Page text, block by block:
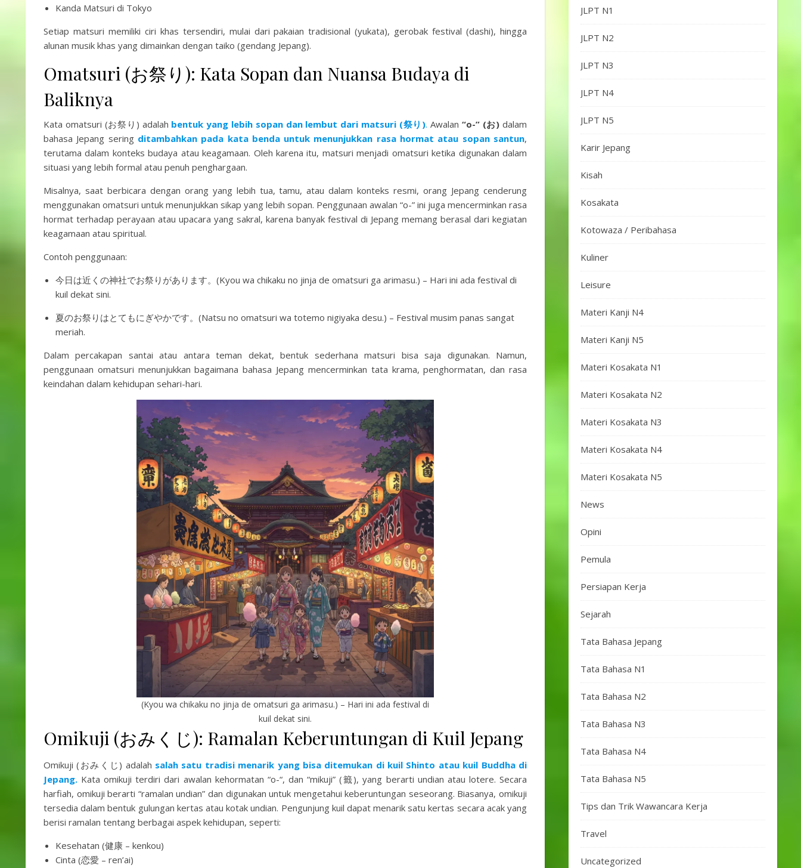
Kanda Matsuri di Tokyo
Setiap matsuri memiliki ciri khas tersendiri, mulai dari pakaian tradisional (yukata), gerobak festival (dashi), hingga
alunan musik khas yang dimainkan dengan taiko (gendang Jepang).
Omatsuri (お祭り): Kata Sopan dan Nuansa Budaya di
Baliknya
Kata omatsuri (お祭り) adalah bentuk yang lebih sopan dan lembut dari matsuri (祭り). Awalan “o-” (お)dalam
bahasa Jepang sering ditambahkan pada kata benda untuk menunjukkan rasa hormat atau sopan santun,
terutama dalam konteks budaya atau keagamaan. Oleh karena itu, matsuri menjadi omatsuri ketika digunakan dalam
situasi yang lebih formal atau penuh penghargaan.
Misalnya, saat berbicara dengan orang yang lebih tua, tamu, atau dalam konteks resmi, orang Jepang cenderung
menggunakan omatsuri untuk menunjukkan sikap yang lebih sopan. Penggunaan awalan “o-” ini juga mencerminkan rasa
hormat terhadap perayaan atau upacara yang sakral, karena banyak festival di Jepang memang berasal dari kegiatan
keagamaan atau spiritual.
Contoh penggunaan:
今日は近くの神社でお祭りがあります。(Kyou wa chikaku no jinja de omatsuri ga arimasu.) – Hari ini ada festival di
kuil dekat sini.
夏のお祭りはとてもにぎやかです。(Natsu no omatsuri wa totemo nigiyaka desu.) – Festival musim panas sangat
meriah.
Dalam percakapan santai atau antara teman dekat, bentuk sederhana matsuri bisa saja digunakan. Namun,
penggunaan omatsuri menunjukkan bagaimana bahasa Jepang mencerminkan tata krama, penghormatan, dan rasa
keindahan dalam kehidupan sehari-hari.
(Kyou wa chikaku no jinja de omatsuri ga arimasu.) – Hari ini ada festival di
kuil dekat sini.
Omikuji (おみくじ): Ramalan Keberuntungan di Kuil Jepang
Omikuji (おみくじ) adalah salah satu tradisi menarik yang bisa ditemukan di kuil Shinto atau kuil Buddha di
Jepang. Kata omikuji terdiri dari awalan kehormatan “o-“, dan “mikuji” (籤), yang berarti undian atau lotere. Secara
harfiah, omikuji berarti “ramalan undian” dan digunakan untuk mengetahui keberuntungan seseorang. Biasanya, omikuji
tersedia dalam bentuk gulungan kertas atau kotak undian. Pengunjung kuil dapat menarik satu kertas secara acak yang
berisi ramalan tentang berbagai aspek kehidupan, seperti:
Kesehatan (健康 – kenkou)
Cinta (恋愛 – ren’ai)
JLPT N1
JLPT N2
JLPT N3
JLPT N4
JLPT N5
Karir Jepang
Kisah
Kosakata
Kotowaza / Peribahasa
Kuliner
Leisure
Materi Kanji N4
Materi Kanji N5
Materi Kosakata N1
Materi Kosakata N2
Materi Kosakata N3
Materi Kosakata N4
Materi Kosakata N5
News
Opini
Pemula
Persiapan Kerja
Sejarah
Tata Bahasa Jepang
Tata Bahasa N1
Tata Bahasa N2
Tata Bahasa N3
Tata Bahasa N4
Tata Bahasa N5
Tips dan Trik Wawancara Kerja
Travel
Uncategorized